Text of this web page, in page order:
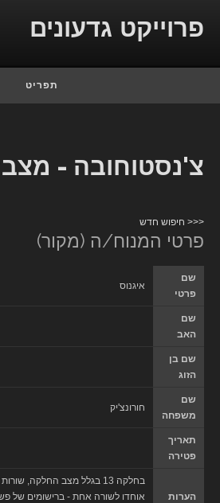
פרוייקט גדעונים
תפריט
צ'נסטוחובה - מצבה
<<< חיפוש חדש
פרטי המנוח/ה (מקור)
שם
פרטי
איגנוס
שם
האב
שם בן
הזוג
שם
משפחה
חורונצ'יק
תאריך
פטירה
הערות
בחלקה 13 בגלל מצב החלקה,
אוחדו לשורה אחת - ברישומים של